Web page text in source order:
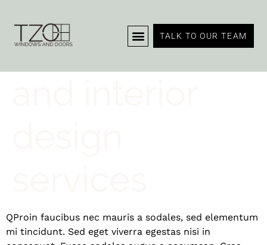
TALK TO OUR TEAM
Home repair
QProin faucibus nec mauris a sodales, sed elementum
mi tincidunt. Sed eget viverra egestas nisi in